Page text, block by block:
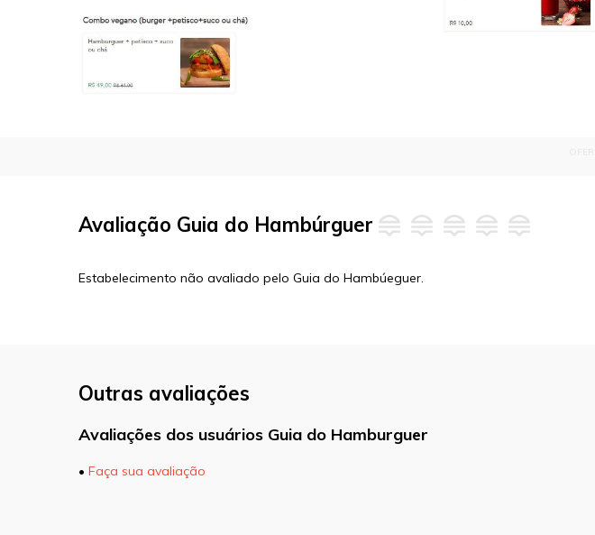
Avaliação Guia do Hambúrguer
Estabelecimento não avaliado pelo Guia do Hambúeguer.
Outras avaliações
Avaliações dos usuários Guia do Hamburguer
• Faça sua avaliação